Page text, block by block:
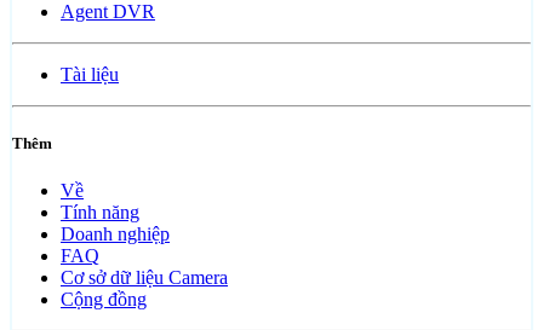
Agent DVR
Tài liệu
Thêm
Về
Tính năng
Doanh nghiệp
FAQ
Cơ sở dữ liệu Camera
Cộng đồng